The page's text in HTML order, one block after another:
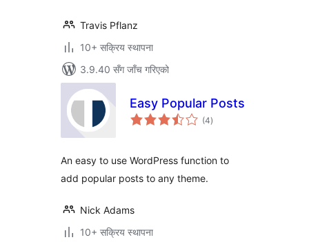
Travis Pflanz
10+ सक्रिय स्थापना
3.9.40 सँग जाँच गरिएको
Easy Popular Posts
(4कुल
रेटिङ्गहरू
)
An easy to use WordPress function to
add popular posts to any theme.
Nick Adams
10+ सक्रिय स्थापना